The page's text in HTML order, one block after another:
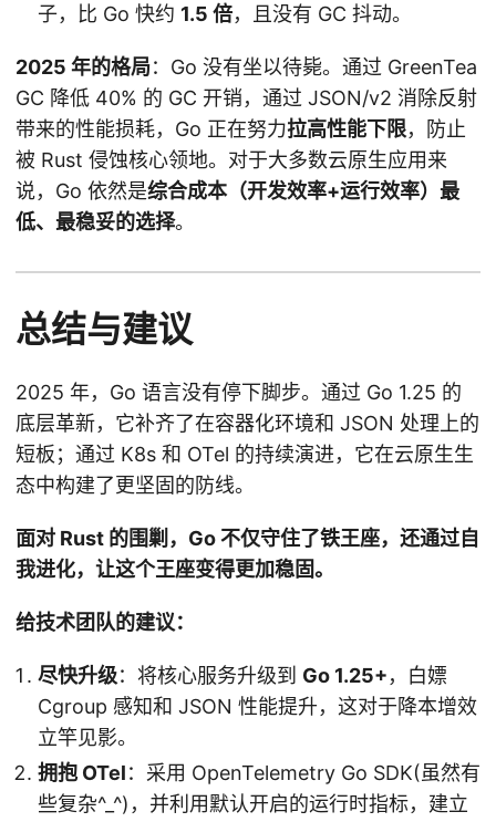
子，比 Go 快约 1.5 倍，且没有 GC 抖动。
2025 年的格局：Go 没有坐以待毙。通过 GreenTea
GC 降低 40% 的 GC 开销，通过 JSON/v2 消除反射
带来的性能损耗，Go 正在努力拉高性能下限，防止
被 Rust 侵蚀核心领地。对于大多数云原生应用来
说，Go 依然是综合成本（开发效率+运行效率）最
低、最稳妥的选择。
总结与建议
2025 年，Go 语言没有停下脚步。通过 Go 1.25 的
底层革新，它补齐了在容器化环境和 JSON 处理上的
短板；通过 K8s 和 OTel 的持续演进，它在云原生生
态中构建了更坚固的防线。
面对 Rust 的围剿，Go 不仅守住了铁王座，还通过自
我进化，让这个王座变得更加稳固。
给技术团队的建议：
尽快升级：将核心服务升级到 Go 1.25+，白嫖
Cgroup 感知和 JSON 性能提升，这对于降本增效
立竿见影。
拥抱 OTel：采用 OpenTelemetry Go SDK(虽然有
些复杂^_^)，并利用默认开启的运行时指标，建立